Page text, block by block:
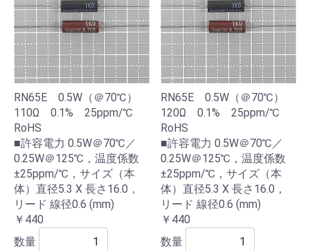
RN65E 0.5W（＠70℃）
110Ω 0.1% 25ppm/℃
RoHS
■許容電力 0.5W＠70℃／
0.25W＠125℃，温度係数
±25ppm/℃，サイズ（本
体）直径5.3 X 長さ16.0，
リード 線径0.6 (mm)
￥440
数量
RN65E 0.5W（＠70℃）
120Ω 0.1% 25ppm/℃
RoHS
■許容電力 0.5W＠70℃／
0.25W＠125℃，温度係数
±25ppm/℃，サイズ（本
体）直径5.3 X 長さ16.0，
リード 線径0.6 (mm)
￥440
数量